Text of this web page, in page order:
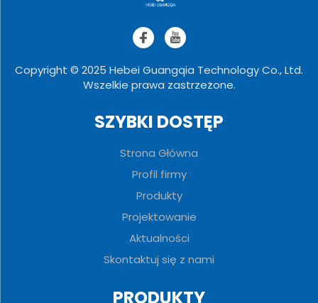
Copyright © 2025 Hebei Guangqia Technology Co., Ltd.
Wszelkie prawa zastrzeżone.
SZYBKI DOSTĘP
Strona Główna
Profil firmy
Produkty
Projektowanie
Aktualności
Skontaktuj się z nami
PRODUKTY